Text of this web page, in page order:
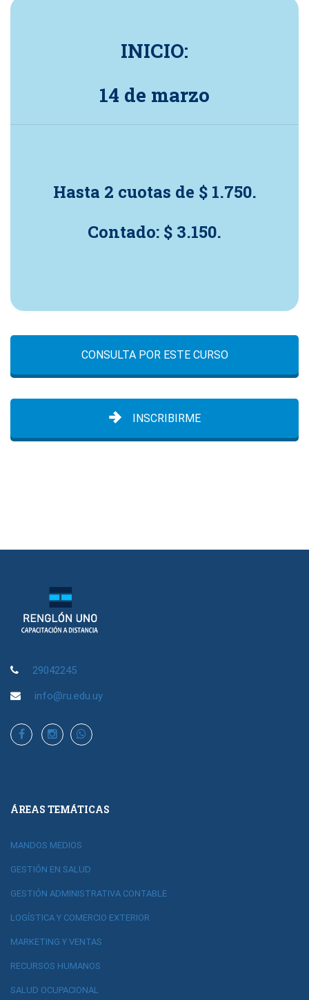
INICIO:
14 de marzo
Hasta 2 cuotas de $ 1.750.
Contado: $ 3.150.
CONSULTA POR ESTE CURSO
INSCRIBIRME
29042245
info@ru.edu.uy
ÁREAS TEMÁTICAS
MANDOS MEDIOS
GESTIÓN EN SALUD
GESTIÓN ADMINISTRATIVA CONTABLE
LOGÍSTICA Y COMERCIO EXTERIOR
MARKETING Y VENTAS
RECURSOS HUMANOS
SALUD OCUPACIONAL